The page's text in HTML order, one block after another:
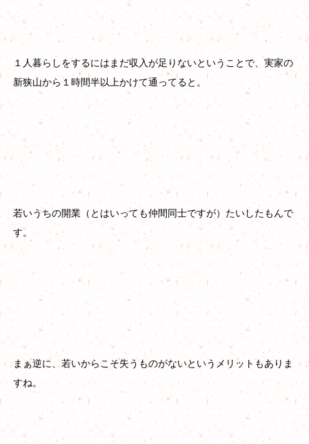
１人暮らしをするにはまだ収入が足りないということで、実家の
新狭山から１時間半以上かけて通ってると。
若いうちの開業（とはいっても仲間同士ですが）たいしたもんで
す。
まぁ逆に、若いからこそ失うものがないというメリットもありま
すね。